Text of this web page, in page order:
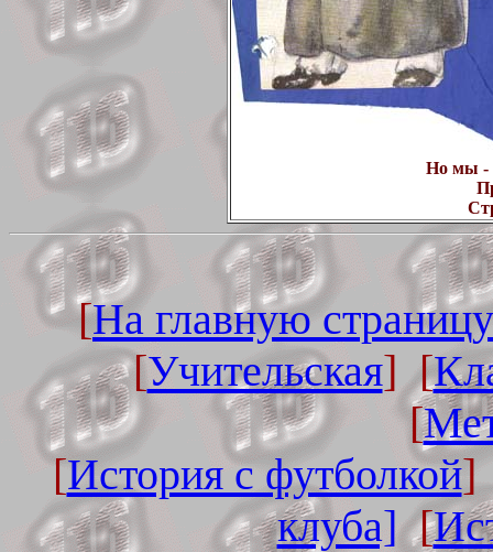
Но мы -
[На главную
[Учительская] [
[
[История с футболкой]
клуба][